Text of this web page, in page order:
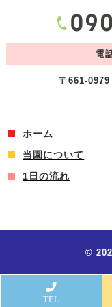
電
〒661-0979
ホーム
当園について
1日の流れ
©
TEL